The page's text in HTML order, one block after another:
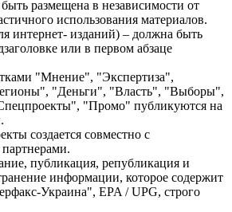
размещена в независимости от
использования материалов.
интернет- изданий) – должна быть
или в первом абзаце
"Мнение", "Экспертиза",
"Деньги", "Власть", "Выборы",
"Промо" публикуются на
создается совместно с
публикация, републикация и
информации, которое содержит
Украина", EPA / UPG, строго